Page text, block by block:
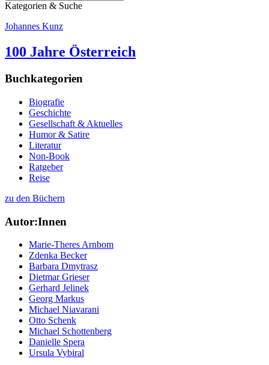
Kategorien & Suche
Johannes Kunz
100 Jahre Österreich
Buchkategorien
Biografie
Geschichte
Gesellschaft & Aktuelles
Humor & Satire
Literatur
Non-Book
Ratgeber
Reise
zu den Büchern
Autor:Innen
Marie-Theres Arnbom
Zdenka Becker
Barbara Dmytrasz
Dietmar Grieser
Gerhard Jelinek
Georg Markus
Michael Niavarani
Otto Schenk
Michael Schottenberg
Danielle Spera
Ursula Vybiral